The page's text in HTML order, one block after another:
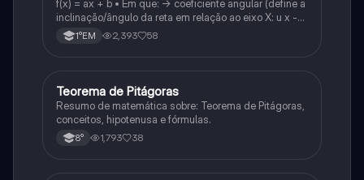
f(x) = ax + b • Em que: -> coeficiente angular (define a
inclinação/ângulo da reta em relação ao eixo X: u x -
variável: a b → coeficiente linear (valor que corta o
eixo y).
1°EM 2,393 58
Matematica
Teorema de Pitágoras
Resumo de matemática sobre: Teorema de Pitágoras,
conceitos, hipotenusa e fórmulas.
8° 1,793 38